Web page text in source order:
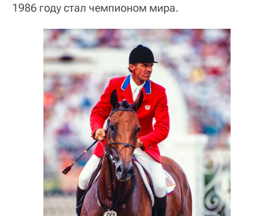
1986 году стал чемпионом мира.